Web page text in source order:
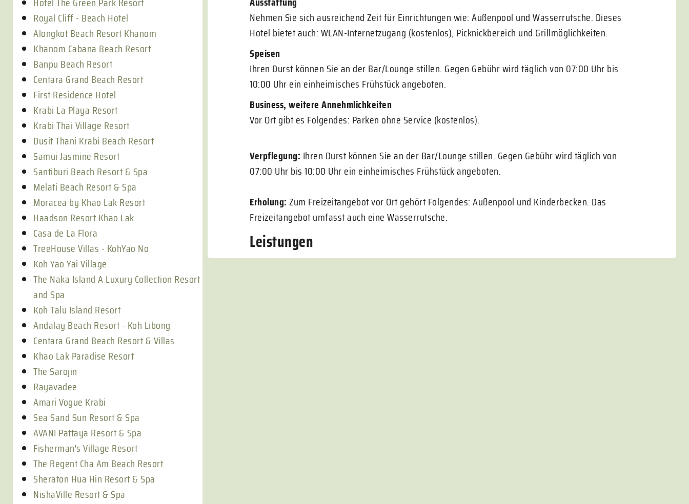
Royal Cliff - Beach Hotel
Alongkot Beach Resort Khanom
Khanom Cabana Beach Resort
Banpu Beach Resort
Centara Grand Beach Resort
First Residence Hotel
Krabi La Playa Resort
Krabi Thai Village Resort
Dusit Thani Krabi Beach Resort
Samui Jasmine Resort
Santiburi Beach Resort & Spa
Melati Beach Resort & Spa
Moracea by Khao Lak Resort
Haadson Resort Khao Lak
Casa de La Flora
TreeHouse Villas - KohYao No
Koh Yao Yai Village
The Naka Island A Luxury Collection Resort
and Spa
Koh Talu Island Resort
Andalay Beach Resort - Koh Libong
Centara Grand Beach Resort & Villas
Khao Lak Paradise Resort
The Sarojin
Rayavadee
Amari Vogue Krabi
Sea Sand Sun Resort & Spa
AVANI Pattaya Resort & Spa
Fisherman's Village Resort
The Regent Cha Am Beach Resort
Sheraton Hua Hin Resort & Spa
NishaVille Resort & Spa
Nehmen Sie sich ausreichend Zeit für Einrichtungen wie: Außenpool und Wasserrutsche. Dieses
Hotel bietet auch: WLAN-Internetzugang (kostenlos), Picknickbereich und Grillmöglichkeiten.
Speisen
Ihren Durst können Sie an der Bar/Lounge stillen. Gegen Gebühr wird täglich von 07:00 Uhr bis
10:00 Uhr ein einheimisches Frühstück angeboten.
Business, weitere Annehmlichkeiten
Vor Ort gibt es Folgendes: Parken ohne Service (kostenlos).
Verpflegung: Ihren Durst können Sie an der Bar/Lounge stillen. Gegen Gebühr wird täglich von
07:00 Uhr bis 10:00 Uhr ein einheimisches Frühstück angeboten.
Erholung:Zum Freizeitangebot vor Ort gehört Folgendes: Außenpool und Kinderbecken. Das
Freizeitangebot umfasst auch eine Wasserrutsche.
Leistungen